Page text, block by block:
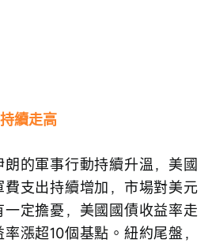
續走高
的軍事行動持續升溫，美國
支出持續增加，市場對美元
定擔憂，美國國債收益率走
漲超10個基點。紐約尾盤，